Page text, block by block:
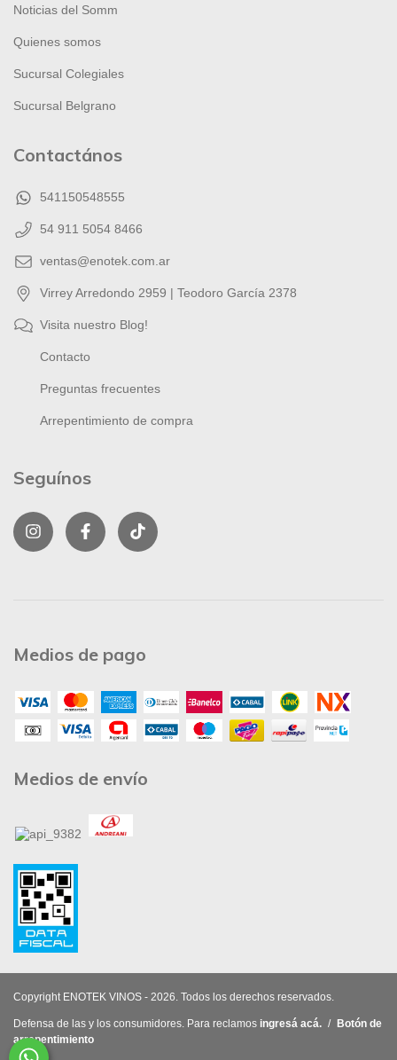
Noticias del Somm
Quienes somos
Sucursal Colegiales
Sucursal Belgrano
Contactános
541150548555
54 911 5054 8466
ventas@enotek.com.ar
Virrey Arredondo 2959 | Teodoro García 2378
Visita nuestro Blog!
Contacto
Preguntas frecuentes
Arrepentimiento de compra
Seguínos
Medios de pago
Medios de envío
Copyright ENOTEK VINOS - 2026. Todos los derechos reservados.
Defensa de las y los consumidores. Para reclamos ingresá acá. /
Botón de
arrepentimiento